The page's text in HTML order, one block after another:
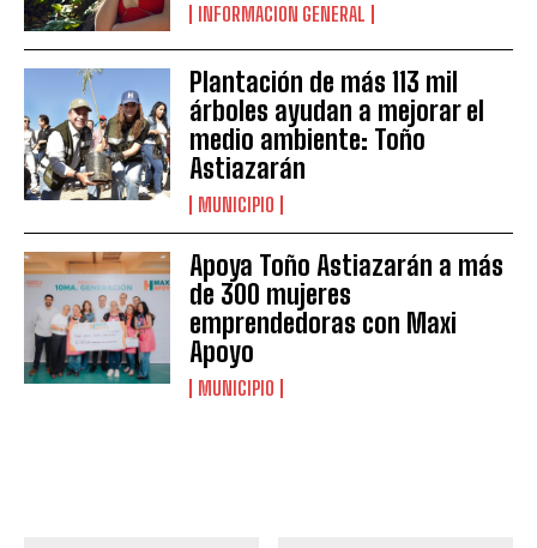
INFORMACION GENERAL
Plantación de más 113 mil
árboles ayudan a mejorar el
medio ambiente: Toño
Astiazarán
MUNICIPIO
Apoya Toño Astiazarán a más
de 300 mujeres
emprendedoras con Maxi
Apoyo
MUNICIPIO